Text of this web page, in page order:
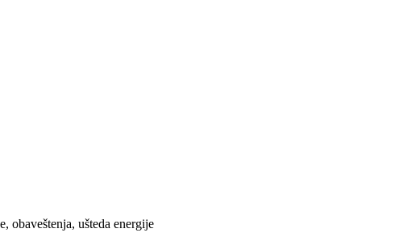
obaveštenja, ušteda energije